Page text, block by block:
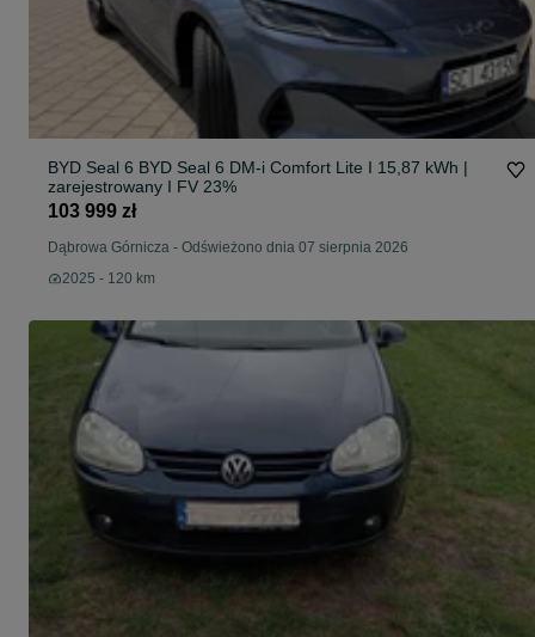
BYD Seal 6 BYD Seal 6 DM-i Comfort Lite I 15,87 kWh |
zarejestrowany I FV 23%
103 999 zł
Dąbrowa Górnicza - Odświeżono dnia 07 sierpnia 2026
2025 - 120 km